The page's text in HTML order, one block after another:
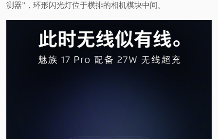
测器”，环形闪光灯位于横排的相机模块中间。